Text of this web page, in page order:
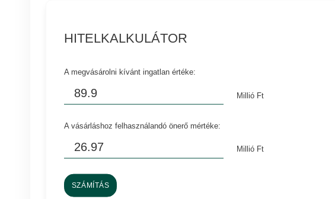
HITELKALKULÁTOR
A megvásárolni kívánt ingatlan értéke:
Millió Ft
A vásárláshoz felhasználandó önerő mértéke:
Millió Ft
SZÁMÍTÁS